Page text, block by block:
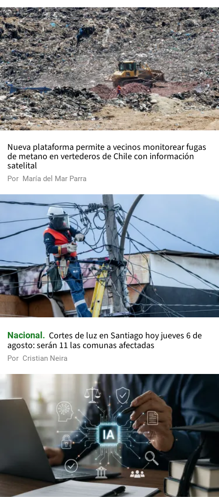
Nueva plataforma permite a vecinos monitorear fugas
de metano en vertederos de Chile con información
satelital
Por María del Mar Parra
Nacional
Cortes de luz en Santiago hoy jueves 6 de
agosto: serán 11 las comunas afectadas
Por Cristian Neira